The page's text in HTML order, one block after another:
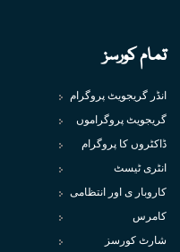
تمام کورسز
انڈر گریجویٹ پروگرام
گریجویٹ پروگراموں
ڈاکٹروں کا پروگرام
انٹری ٹیسٹ
کاروبار ی اور انتظامی
کامرس
شارٹ کورسز